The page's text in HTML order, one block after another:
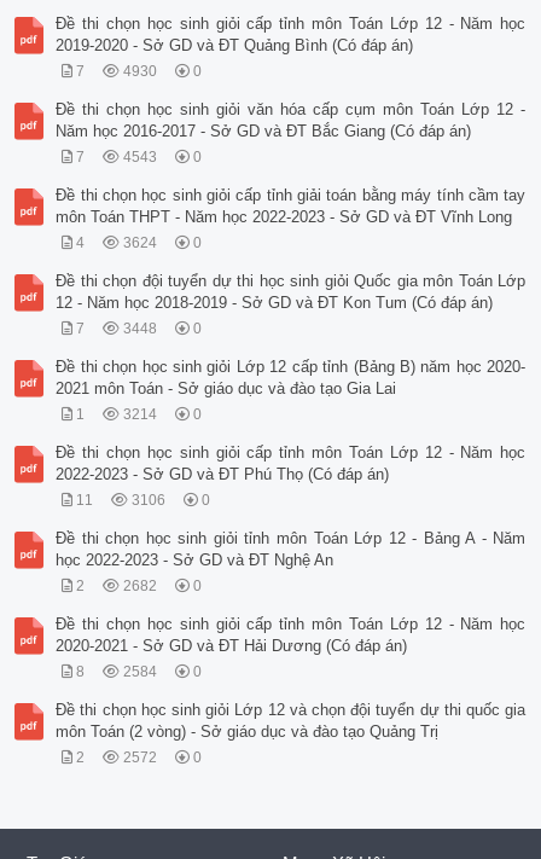
Đề thi chọn học sinh giỏi cấp tỉnh môn Toán Lớp 12 - Năm học
2019-2020 - Sở GD và ĐT Quảng Bình (Có đáp án)
7 4930 0
Đề thi chọn học sinh giỏi văn hóa cấp cụm môn Toán Lớp 12 -
Năm học 2016-2017 - Sở GD và ĐT Bắc Giang (Có đáp án)
7 4543 0
Đề thi chọn học sinh giỏi cấp tỉnh giải toán bằng máy tính cầm tay
môn Toán THPT - Năm học 2022-2023 - Sở GD và ĐT Vĩnh Long
4 3624 0
Đề thi chọn đội tuyển dự thi học sinh giỏi Quốc gia môn Toán Lớp
12 - Năm học 2018-2019 - Sở GD và ĐT Kon Tum (Có đáp án)
7 3448 0
Đề thi chọn học sinh giỏi Lớp 12 cấp tỉnh (Bảng B) năm học 2020-
2021 môn Toán - Sở giáo dục và đào tạo Gia Lai
1 3214 0
Đề thi chọn học sinh giỏi cấp tỉnh môn Toán Lớp 12 - Năm học
2022-2023 - Sở GD và ĐT Phú Thọ (Có đáp án)
11 3106 0
Đề thi chọn học sinh giỏi tỉnh môn Toán Lớp 12 - Bảng A - Năm
học 2022-2023 - Sở GD và ĐT Nghệ An
2 2682 0
Đề thi chọn học sinh giỏi cấp tỉnh môn Toán Lớp 12 - Năm học
2020-2021 - Sở GD và ĐT Hải Dương (Có đáp án)
8 2584 0
Đề thi chọn học sinh giỏi Lớp 12 và chọn đội tuyển dự thi quốc gia
môn Toán (2 vòng) - Sở giáo dục và đào tạo Quảng Trị
2 2572 0